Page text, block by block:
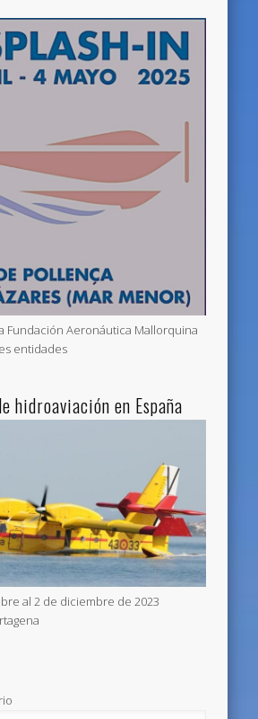
Fundación Aeronáutica Mallorquina
entidades
hidroaviación en España
al 2 de diciembre de 2023